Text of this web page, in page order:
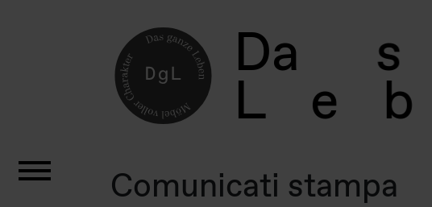
Da s
L e b
Comunicati stampa